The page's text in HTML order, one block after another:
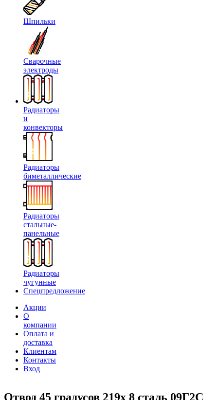
Шпильки
Сварочные
электроды
Радиаторы
и
конвекторы
Радиаторы
биметаллические
Радиаторы
стальные-
панельные
Радиаторы
чугунные
Спецпредложение
Акции
О
компании
Оплата и
доставка
Клиентам
Контакты
Вход
Отвод 45 градусов 219х 8 сталь 09Г2С